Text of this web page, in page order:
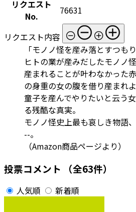
リクエスト
No.
76631
リクエスト内容
「モノノ怪を産み落とすつも
ヒトの業が産みだしたモノノ
産まれることが叶わなかった
の身重の女の腹を借り産まれ
童子を産んでやりたいと云う
る残酷な真実。
モノノ怪史上最も哀しき物語
--。
（Amazon商品ページより）
投票コメント （全63件）
人気順 新着順